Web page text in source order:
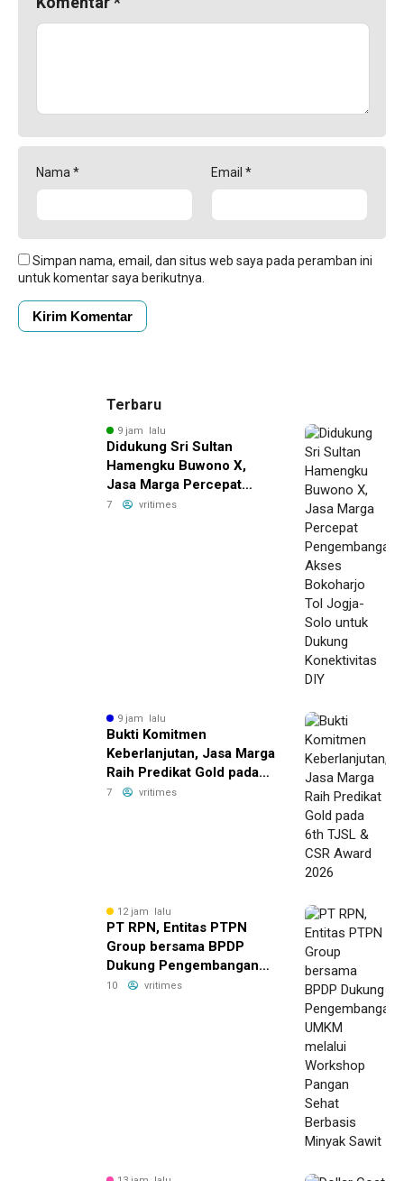
Nama * Email *
Simpan nama, email, dan situs web saya pada peramban ini
untuk komentar saya berikutnya.
Terbaru
9 jam lalu
Didukung Sri Sultan
Hamengku Buwono X,
Jasa Marga Percepat
Pengembangan Akses
7 vritimes
9 jam lalu
Bukti Komitmen
Keberlanjutan, Jasa Marga
Raih Predikat Gold pada
6th TJSL & CSR Award
7 vritimes
12 jam lalu
PT RPN, Entitas PTPN
Group bersama BPDP
Dukung Pengembangan
UMKM melalui Workshop
10 vritimes